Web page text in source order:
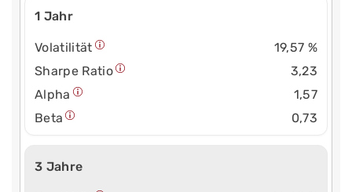
1 Jahr
Volatilität
19,57 %
Sharpe Ratio
3,23
Alpha
1,57
Beta
0,73
3 Jahre